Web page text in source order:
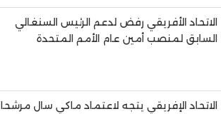
الاتحاد الأفريقي رفض لدعم الرئيس السنغالي
السابق لمنصب أمين عام الأمم المتحدة
الاتحاد الإفريقي يتجه لاعتماد ماكي سال مرشحا